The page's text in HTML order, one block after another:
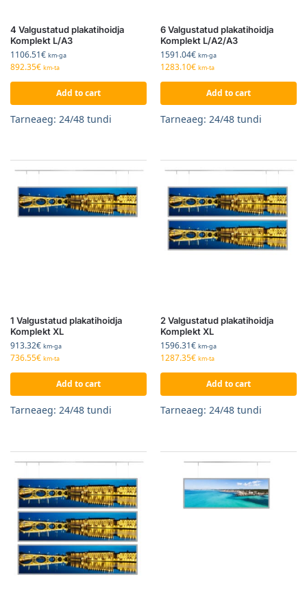
4 Valgustatud plakatihoidja
Komplekt L/A3
1106.51€ km-ga
892.35€ km-ta
Add to cart
Tarneaeg: 24/48 tundi
6 Valgustatud plakatihoidja
Komplekt L/A2/A3
1591.04€ km-ga
1283.10€ km-ta
Add to cart
Tarneaeg: 24/48 tundi
1 Valgustatud plakatihoidja
Komplekt XL
913.32€ km-ga
736.55€ km-ta
Add to cart
Tarneaeg: 24/48 tundi
2 Valgustatud plakatihoidja
Komplekt XL
1596.31€ km-ga
1287.35€ km-ta
Add to cart
Tarneaeg: 24/48 tundi